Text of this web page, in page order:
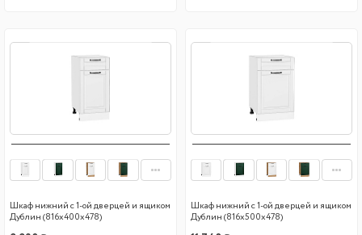
Шкаф нижний с 1-ой дверцей и ящиком
Дублин (816х400х478)
Шкаф нижний с 1-ой дверцей и ящиком
Дублин (816х500х478)